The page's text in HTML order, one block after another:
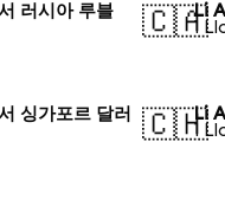
러시아 루블
🇨🇦
Li
1
싱가포르 달러
🇨🇭
Li
1